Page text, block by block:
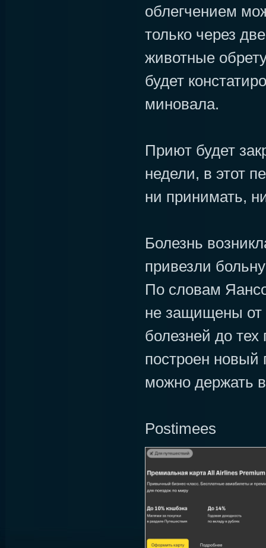
облегчением
только через
животные
будет
миновала.
Приют будет
недели, в этот
ни принимать,
Болезнь
привезли
По словам
не защищены
болезней до тех
построен новый
можно держать
Postimees